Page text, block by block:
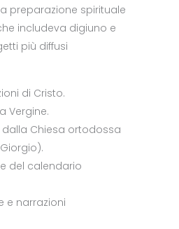
preparazione spirituale
includeva digiuno e
più diffusi
di Cristo.
Vergine.
dalla Chiesa ortodossa
del calendario
e narrazioni